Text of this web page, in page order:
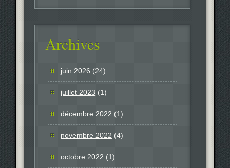
Archives
juin 2026 (24)
juillet 2023 (1)
décembre 2022 (1)
novembre 2022 (4)
octobre 2022 (1)